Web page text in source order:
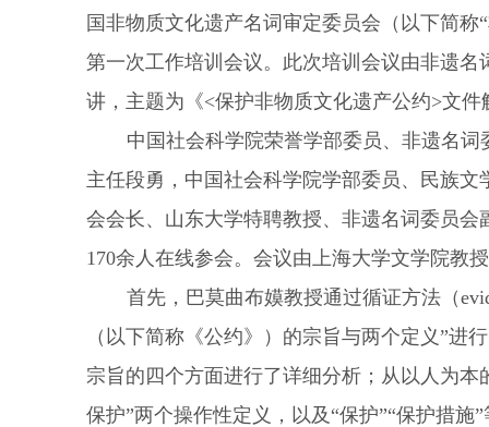
国非物质文化遗产名词审定委员会（以下简称
第一次工作培训会议。此次培训会议由非遗
讲，主题为《<保护非物质文化遗产公约>文件
中国社会科学院荣誉学部委员、非遗名
主任段勇，中国社会科学院学部委员、民族
会会长、山东大学特聘教授、非遗名词委员
170余人在线参会。会议由上海大学文学院教
首先，巴莫曲布嫫教授通过循证方法（
（以下简称《公约》）的宗旨与两个定义”进
宗旨的四个方面进行了详细分析；从以人为
保护”两个操作性定义，以及“保护”“保护措